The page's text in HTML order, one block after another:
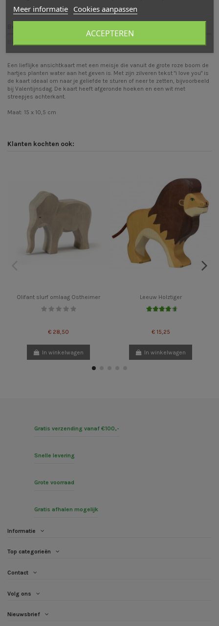
Een lieflijke ansichtkaart met een meisje die vanuit de grote roze boom de
hartjes planten water aan het geven is. Met zijn zilveren tekst "i love you" is
de kaart ideaal om naar je geliefde te sturen of neer te zetten, bijvoorbeeld
bij Valentijnsdag. De kaart heeft afgeronde hoeken en een wit met
streepjes achterkant.
Maat: 15 x 10,5 cm
Klanten kochten ook:
Olifant slurf omlaag Ostheimer
€ 28,50
In winkelwagen
Leeuw Holztiger
€ 15,25
In winkelwagen
Gratis verzending vanaf €100,-
Snelle levering
Grote voorraad
Gratis afhalen mogelijk
Informatie
Top categorieën
Contact
Meer informatie Cookies aanpassen
ACCEPTEREN
Volg ons
Nieuwsbrief